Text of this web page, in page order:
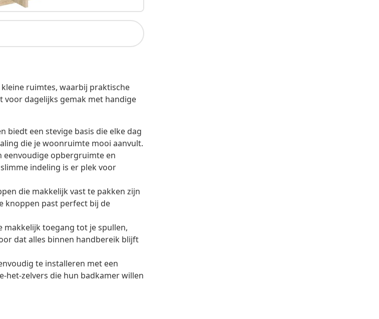
ruimtes, waarbij praktische
voor dagelijks gemak met handige
biedt een stevige basis die elke dag
die je woonruimte mooi aanvult.
eenvoudige opbergruimte en
indeling is er plek voor
die makkelijk vast te pakken zijn
knoppen past perfect bij de
makkelijk toegang tot je spullen,
dat alles binnen handbereik blijft
te installeren met een
het-zelvers die hun badkamer willen